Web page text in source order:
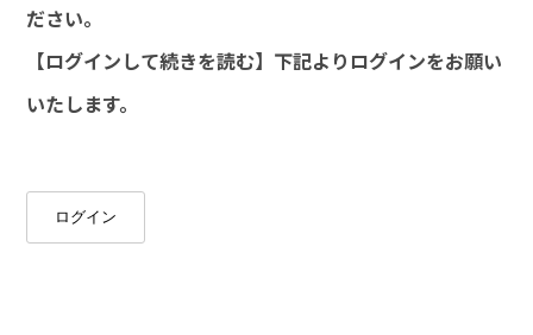
ださい。
【ログインして続きを読む】下記よりログインをお願い
いたします。
ログイン